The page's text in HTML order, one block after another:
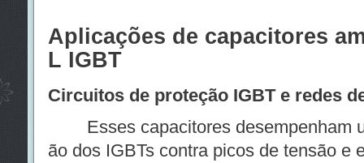
Aplicações de capacitores
L IGBT
Circuitos de proteção IGBT e redes
Esses capacitores desempenham
ão dos IGBTs contra picos de tensão e